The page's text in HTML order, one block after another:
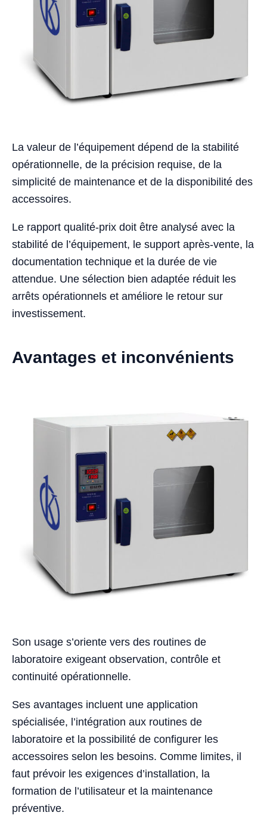
La valeur de l’équipement dépend de la stabilité
opérationnelle, de la précision requise, de la
simplicité de maintenance et de la disponibilité des
accessoires.
Le rapport qualité-prix doit être analysé avec la
stabilité de l’équipement, le support après-vente, la
documentation technique et la durée de vie
attendue. Une sélection bien adaptée réduit les
arrêts opérationnels et améliore le retour sur
investissement.
Avantages et inconvénients
Son usage s’oriente vers des routines de
laboratoire exigeant observation, contrôle et
continuité opérationnelle.
Ses avantages incluent une application
spécialisée, l’intégration aux routines de
laboratoire et la possibilité de configurer les
accessoires selon les besoins. Comme limites, il
faut prévoir les exigences d’installation, la
formation de l’utilisateur et la maintenance
préventive.